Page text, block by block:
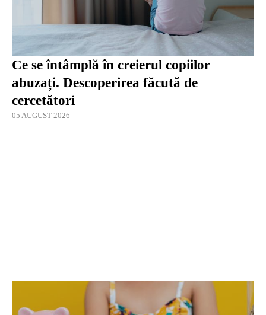
Ce se întâmplă în creierul copiilor
abuzați. Descoperirea făcută de
cercetători
05 AUGUST 2026